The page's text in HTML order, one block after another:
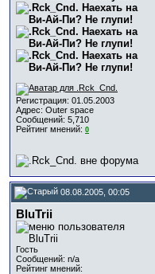
Регистрация: 01.05.2003
Адрес: Outer space
Сообщений: 5,710
Рейтинг мнений: 0
08.08.2005, 00:05
BluTrii
Гость
Сообщений: n/a
Рейтинг мнений: